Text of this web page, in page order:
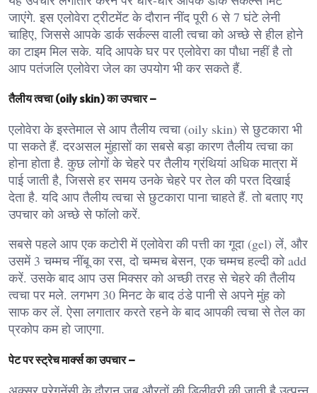
जाएंगे. इस एलोवेरा ट्रीटमेंट के दौरान नींद पूरी 6 से 7 घंटे लेनी
चाहिए, जिससे आपके डार्क सर्कल्स वाली त्वचा को अच्छे से हील होने
का टाइम मिल सके. यदि आपके घर पर एलोवेरा का पौधा नहीं है तो
आप पतंजलि एलोवेरा जेल का उपयोग भी कर सकते हैं.
तैलीय त्वचा (oily skin) का उपचार –
एलोवेरा के इस्तेमाल से आप तैलीय त्वचा (oily skin) से छुटकारा भी
पा सकते हैं. दरअसल मुंहासों का सबसे बड़ा कारण तैलीय त्वचा का
होना होता है. कुछ लोगों के चेहरे पर तैलीय ग्रंथियां अधिक मात्रा में
पाई जाती है, जिससे हर समय उनके चेहरे पर तेल की परत दिखाई
देता है. यदि आप तैलीय त्वचा से छुटकारा पाना चाहते हैं. तो बताए गए
उपचार को अच्छे से फॉलो करें.
सबसे पहले आप एक कटोरी में एलोवेरा की पत्ती का गूदा (gel) लें, और
उसमें 3 चम्मच नींबू का रस, दो चम्मच बेसन, एक चम्मच हल्दी को add
करें. उसके बाद आप उस मिक्सर को अच्छी तरह से चेहरे की तैलीय
त्वचा पर मले. लगभग 30 मिनट के बाद ठंडे पानी से अपने मुंह को
साफ कर लें. ऐसा लगातार करते रहने के बाद आपकी त्वचा से तेल का
प्रकोप कम हो जाएगा.
पेट पर स्ट्रेच मार्क्स का उपचार –